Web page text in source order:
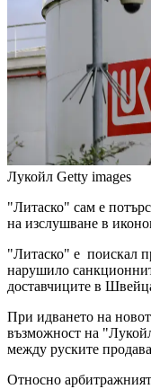
Лукойл Getty images
"Литаско" сам е
на изслушване в
"Литаско" е поискал
нарушило
доставчиците в
При идването на
възможност на
между руските
Относно